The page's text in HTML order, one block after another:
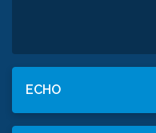
ECHO